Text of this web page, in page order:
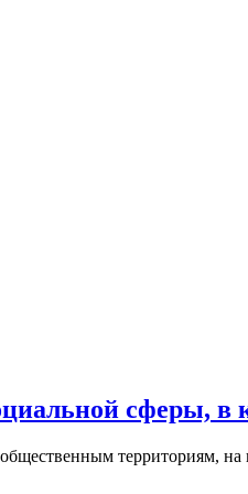
сферы, в
территориям,